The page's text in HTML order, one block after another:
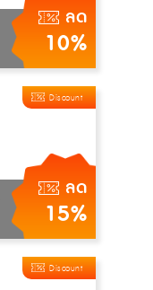
ลด
10%
ลด
15%
Discount
Discount